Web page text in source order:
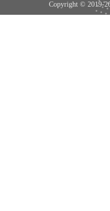
Copyright © 2019-